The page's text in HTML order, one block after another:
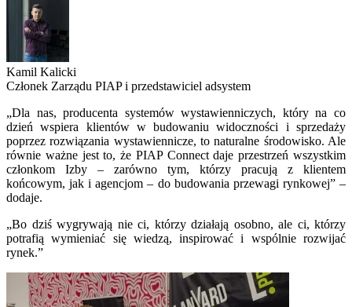
Kamil Kalicki
Członek Zarządu PIAP i przedstawiciel adsystem
„Dla nas, producenta systemów wystawienniczych, który na co
dzień wspiera klientów w budowaniu widoczności i sprzedaży
poprzez rozwiązania wystawiennicze, to naturalne środowisko. Ale
równie ważne jest to, że PIAP Connect daje przestrzeń wszystkim
członkom Izby – zarówno tym, którzy pracują z klientem
końcowym, jak i agencjom – do budowania przewagi rynkowej” –
dodaje.
„Bo dziś wygrywają nie ci, którzy działają osobno, ale ci, którzy
potrafią wymieniać się wiedzą, inspirować i wspólnie rozwijać
rynek.”